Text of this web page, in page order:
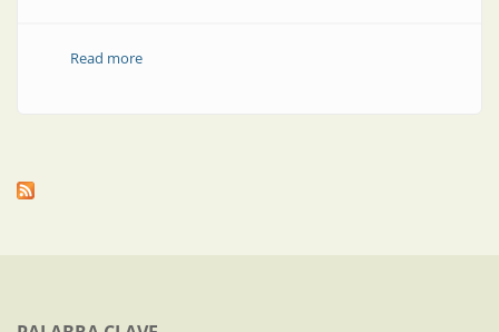
Read moreabout Instrumentación de campo | Teléfonos